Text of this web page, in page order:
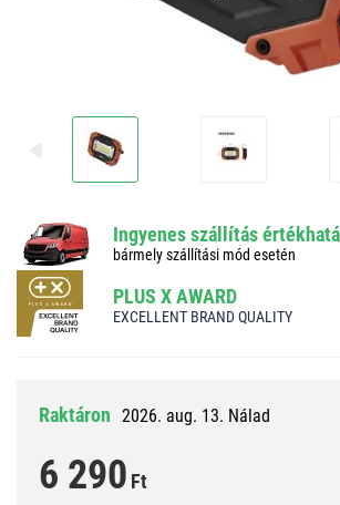
Ingyenes szállítás
bármely szállítási mód esetén
PLUS X AWARD
EXCELLENT BRAND QUALITY
Raktáron 2026. aug. 13. Nálad
6 290 Ft